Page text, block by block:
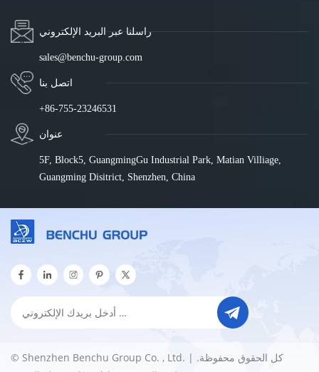
راسلنا عبر البريد الإلكتروني
sales@benchu-group.com
اتصل بنا
+86-755-23246531
عنوان
5F, Block5, GuangmingGu Industrial Park, Matian Villiage,
Guangming Disitrict, Shenzhen, China
© Shenzhen Benchu Group Co. , Ltd. كل الحقوق محفوظة. |